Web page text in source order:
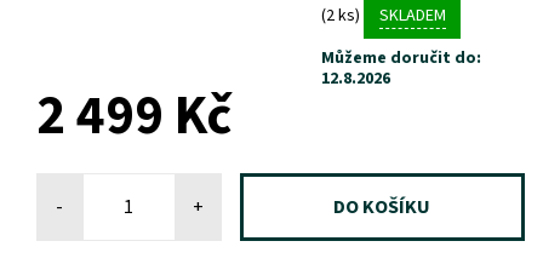
(2 ks)
SKLADEM
Můžeme doručit do:
12.8.2026
2 499 Kč
- +